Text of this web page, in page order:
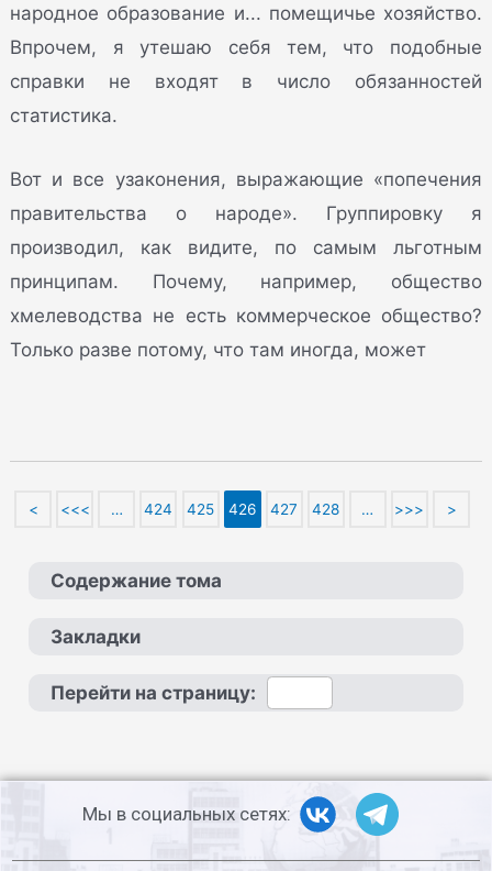
народное образование и... помещичье хозяйство.
Впрочем, я утешаю себя тем, что подобные
справки не входят в число обязанностей
статистика.
Вот и все узаконения, выражающие «попечения
правительства о народе». Группировку я
производил, как видите, по самым льготным
принципам. Почему, например, общество
хмелеводства не есть коммерческое общество?
Только разве потому, что там иногда, может
< <<< … 424 425 426 427 428 … >>> >
Содержание тома
Закладки
Перейти на страницу:
Мы в социальных сетях: